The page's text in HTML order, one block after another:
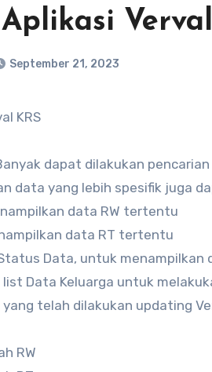
September 21, 2023
KRS
dapat dilakukan
data yang lebih spesifik juga
data RW tertentu
data RT tertentu
Data, untuk
list Data Keluarga untuk
yang telah dilakukan updating
RW